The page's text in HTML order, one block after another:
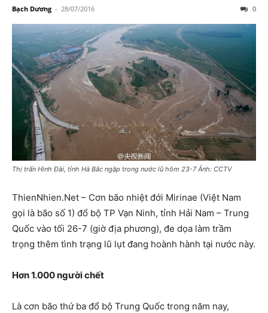
Bạch Dương - 28/07/2016 0
Thị trấn Hình Đài, tỉnh Hà Bắc ngập trong nước lũ hôm 23-7 Ảnh: CCTV
ThienNhien.Net – Cơn bão nhiệt đới Mirinae (Việt Nam
gọi là bão số 1) đổ bộ TP Vạn Ninh, tỉnh Hải Nam – Trung
Quốc vào tối 26-7 (giờ địa phương), đe dọa làm trầm
trọng thêm tình trạng lũ lụt đang hoành hành tại nước này.
Hơn 1.000 người chết
Là cơn bão thứ ba đổ bộ Trung Quốc trong năm nay,